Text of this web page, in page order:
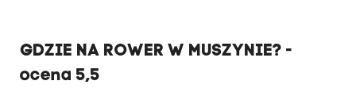
GDZIE NA ROWER W MUSZYNIE? -
ocena 5,5